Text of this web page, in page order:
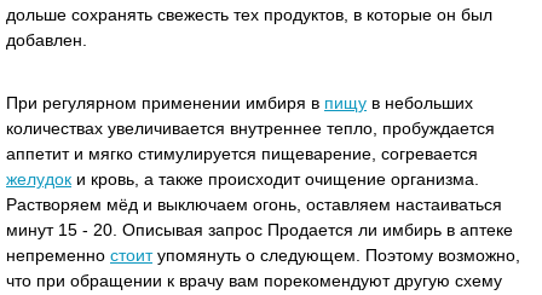
дольше сохранять свежесть тех продуктов, в которые он был
добавлен.
При регулярном применении имбиря в пищу в небольших
количествах увеличивается внутреннее тепло, пробуждается
аппетит и мягко стимулируется пищеварение, согревается
желудок и кровь, а также происходит очищение организма.
Растворяем мёд и выключаем огонь, оставляем настаиваться
минут 15 - 20. Описывая запрос Продается ли имбирь в аптеке
непременно стоитупомянуть о следующем. Поэтому возможно,
что при обращении к врачу вам порекомендуют другую схему